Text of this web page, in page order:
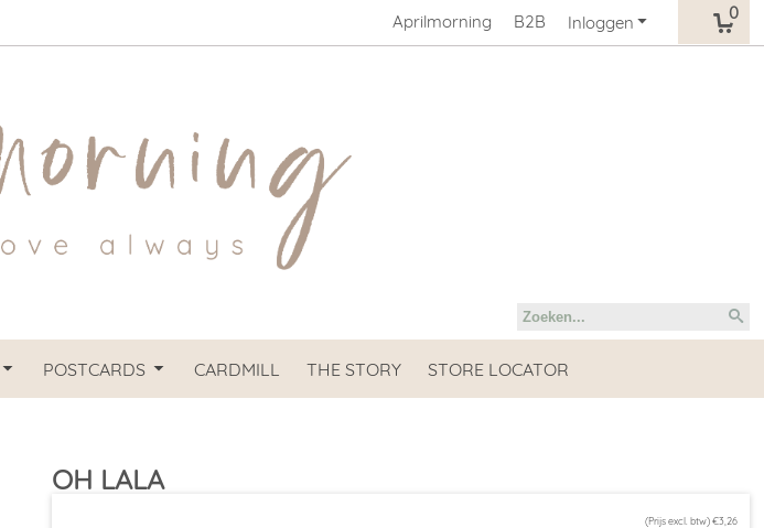
0
Inloggen
Aprilmorning B2B
POSTCARDS CARDMILL THE STORY STORE LOCATOR
OH LALA
(Prijs excl. btw)€3,26